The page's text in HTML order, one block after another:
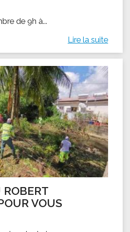
de 9h à...
Lire la suite
VOUS